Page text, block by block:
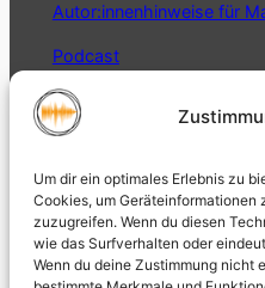
Um dir ein optimales Erlebnis zu
Cookies, um Geräteinformationen
zuzugreifen. Wenn du diesen
wie das Surfverhalten oder
Wenn du deine Zustimmung nicht
Autor:innenhinweise für
Podcast
Interner Bereich
Datenschutzerklärung
Impressum